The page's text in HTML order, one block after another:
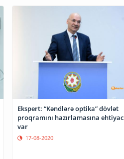
Ekspert: “Kəndlərə optika” dövlət
proqramını hazırlamasına ehtiyac
var
17-08-2020